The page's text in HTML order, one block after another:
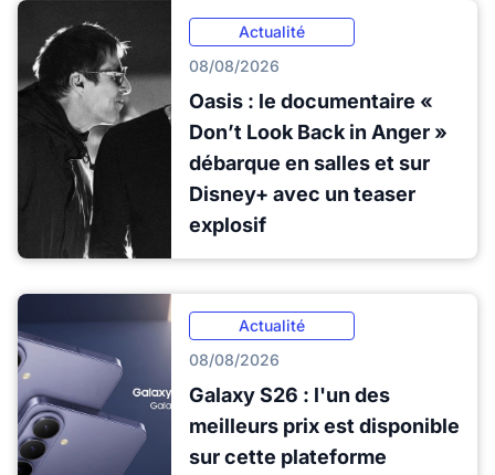
Actualité
08/08/2026
Oasis : le documentaire «
Don’t Look Back in Anger »
débarque en salles et sur
Disney+ avec un teaser
explosif
Actualité
08/08/2026
Galaxy S26 : l'un des
meilleurs prix est disponible
sur cette plateforme